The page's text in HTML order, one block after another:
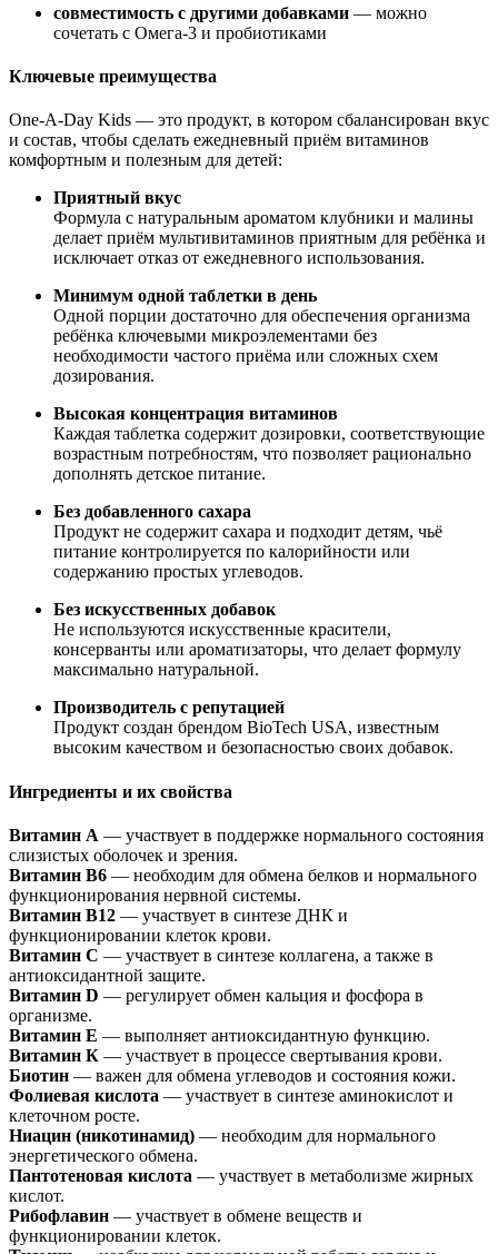
совместимость с другими добавками — можно
сочетать с Омега-3 и пробиотиками
Ключевые преимущества
One-A-Day Kids — это продукт, в котором сбалансирован вкус
и состав, чтобы сделать ежедневный приём витаминов
комфортным и полезным для детей:
Приятный вкус
Формула с натуральным ароматом клубники и малины
делает приём мультивитаминов приятным для ребёнка и
исключает отказ от ежедневного использования.
Минимум одной таблетки в день
Одной порции достаточно для обеспечения организма
ребёнка ключевыми микроэлементами без
необходимости частого приёма или сложных схем
дозирования.
Высокая концентрация витаминов
Каждая таблетка содержит дозировки, соответствующие
возрастным потребностям, что позволяет рационально
дополнять детское питание.
Без добавленного сахара
Продукт не содержит сахара и подходит детям, чьё
питание контролируется по калорийности или
содержанию простых углеводов.
Без искусственных добавок
Не используются искусственные красители,
консерванты или ароматизаторы, что делает формулу
максимально натуральной.
Производитель с репутацией
Продукт создан брендом BioTech USA, известным
высоким качеством и безопасностью своих добавок.
Ингредиенты и их свойства
Витамин А — участвует в поддержке нормального состояния
слизистых оболочек и зрения.
Витамин В6 — необходим для обмена белков и нормального
функционирования нервной системы.
Витамин В12 — участвует в синтезе ДНК и
функционировании клеток крови.
Витамин С — участвует в синтезе коллагена, а также в
антиоксидантной защите.
Витамин D — регулирует обмен кальция и фосфора в
организме.
Витамин Е — выполняет антиоксидантную функцию.
Витамин К — участвует в процессе свертывания крови.
Биотин — важен для обмена углеводов и состояния кожи.
Фолиевая кислота — участвует в синтезе аминокислот и
клеточном росте.
Ниацин (никотинамид) — необходим для нормального
энергетического обмена.
Пантотеновая кислота — участвует в метаболизме жирных
кислот.
Рибофлавин — участвует в обмене веществ и
функционировании клеток.